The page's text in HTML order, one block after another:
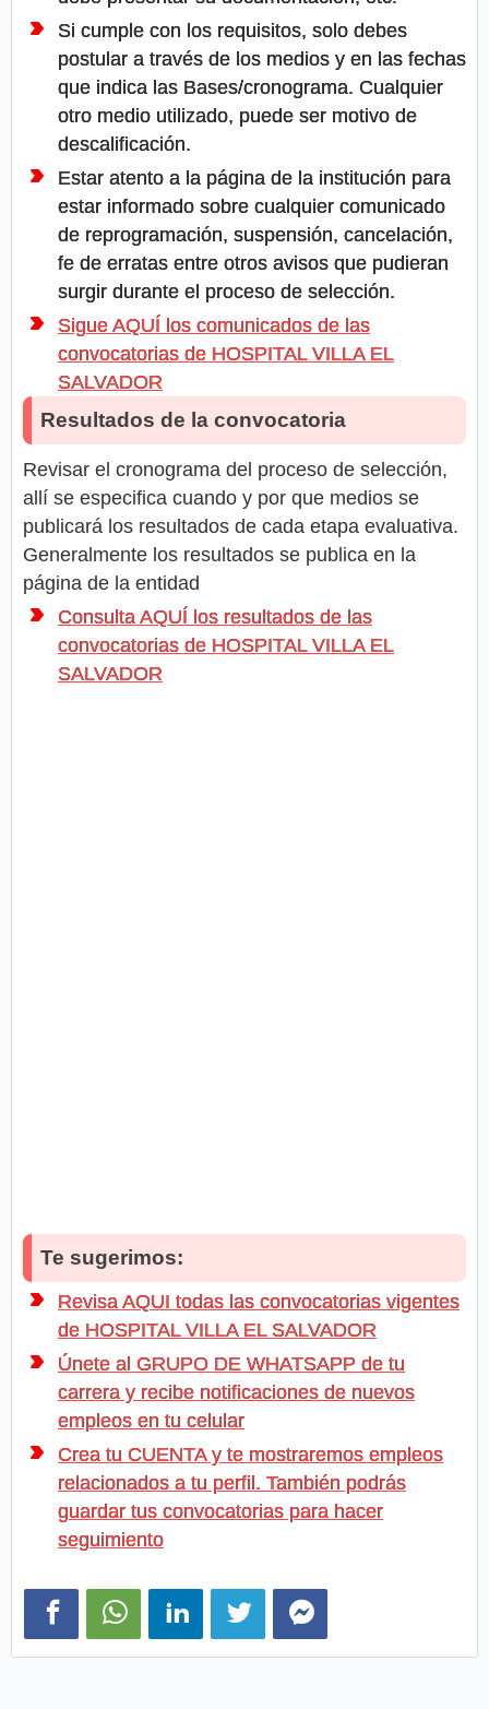
Si cumple con los requisitos, solo debes
postular a través de los medios y en las fechas
que indica las Bases/cronograma. Cualquier
otro medio utilizado, puede ser motivo de
descalificación.
Estar atento a la página de la institución para
estar informado sobre cualquier comunicado
de reprogramación, suspensión, cancelación,
fe de erratas entre otros avisos que pudieran
surgir durante el proceso de selección.
Sigue AQUÍ los comunicados de las
convocatorias de HOSPITAL VILLA EL
SALVADOR
Resultados de la convocatoria
Revisar el cronograma del proceso de selección,
allí se especifica cuando y por que medios se
publicará los resultados de cada etapa evaluativa.
Generalmente los resultados se publica en la
página de la entidad
Consulta AQUÍ los resultados de las
convocatorias de HOSPITAL VILLA EL
SALVADOR
Te sugerimos:
Revisa AQUI todas las convocatorias vigentes
de HOSPITAL VILLA EL SALVADOR
Únete al GRUPO DE WHATSAPP de tu
carrera y recibe notificaciones de nuevos
empleos en tu celular
Crea tu CUENTA y te mostraremos empleos
relacionados a tu perfil. También podrás
guardar tus convocatorias para hacer
seguimiento